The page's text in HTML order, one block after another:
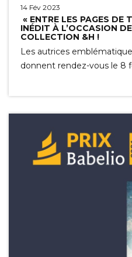
14 Fév 2023
« ENTRE LES PAGES DE
INÉDIT À L’OCCASION
COLLECTION &H !
Les autrices
donnent rendez-vous le 8